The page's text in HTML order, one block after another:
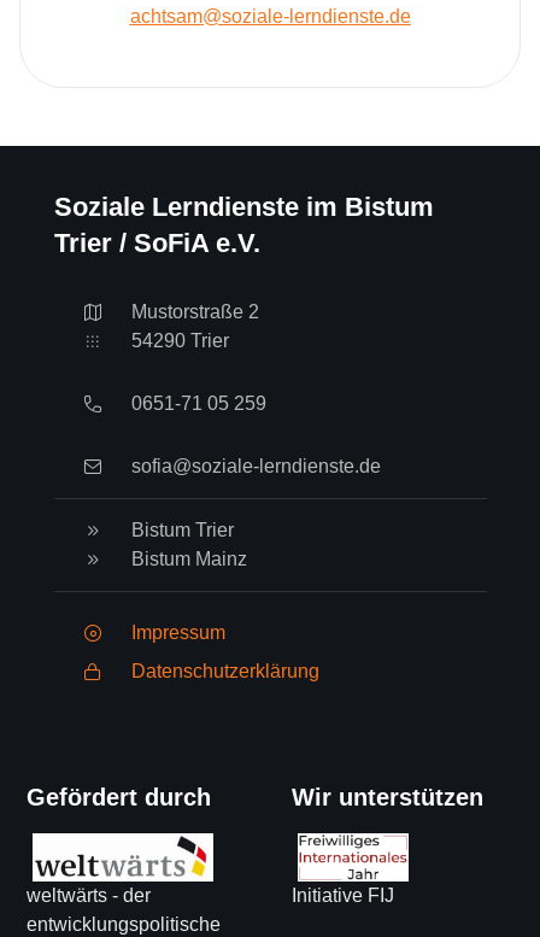
achtsam@soziale-lerndienste.de
Soziale Lerndienste im Bistum
Trier / SoFiA e.V.
Mustorstraße 2
54290 Trier
0651-71 05 259
sofia@soziale-lerndienste.de
Bistum Trier
Bistum Mainz
Impressum
Datenschutzerklärung
Gefördert durch
weltwärts - der
entwicklungspolitische
Wir unterstützen
Initiative FIJ